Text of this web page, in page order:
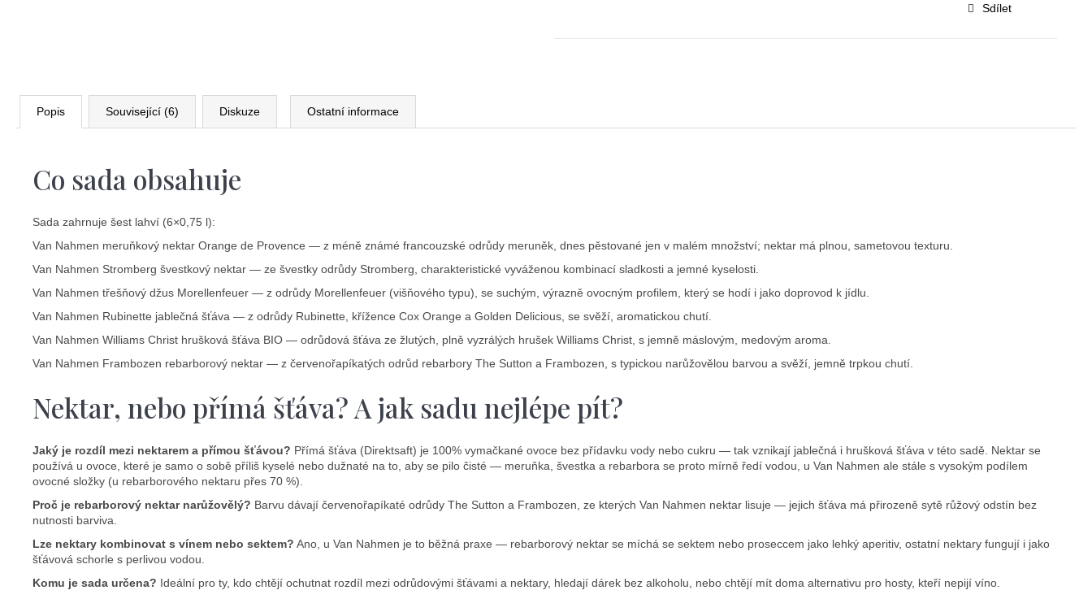
Sdílet
Popis Související (6) Diskuze Ostatní informace
Co sada obsahuje
Sada zahrnuje šest lahví (6×0,75 l):
Van Nahmen meruňkový nektar Orange de Provence — z méně známé francouzské odrůdy meruněk, dnes pěstované jen v malém množství; nektar má plnou, sametovou texturu.
Van Nahmen Stromberg švestkový nektar — ze švestky odrůdy Stromberg, charakteristické vyváženou kombinací sladkosti a jemné kyselosti.
Van Nahmen třešňový džus Morellenfeuer — z odrůdy Morellenfeuer (višňového typu), se suchým, výrazně ovocným profilem, který se hodí i jako doprovod k jídlu.
Van Nahmen Rubinette jablečná šťáva — z odrůdy Rubinette, křížence Cox Orange a Golden Delicious, se svěží, aromatickou chutí.
Van Nahmen Williams Christ hrušková šťáva BIO — odrůdová šťáva ze žlutých, plně vyzrálých hrušek Williams Christ, s jemně máslovým, medovým aroma.
Van Nahmen Frambozen rebarborový nektar — z červenořapíkatých odrůd rebarbory The Sutton a Frambozen, s typickou narůžovělou barvou a svěží, jemně trpkou chutí.
Nektar, nebo přímá šťáva? A jak sadu nejlépe pít?
Jaký je rozdíl mezi nektarem a přímou šťávou? Přímá šťáva (Direktsaft) je 100% vymačkané ovoce bez přídavku vody nebo cukru — tak vznikají jablečná i hrušková šťáva v této sadě. Nektar se
používá u ovoce, které je samo o sobě příliš kyselé nebo dužnaté na to, aby se pilo čisté — meruňka, švestka a rebarbora se proto mírně ředí vodou, u Van Nahmen ale stále s vysokým podílem
ovocné složky (u rebarborového nektaru přes 70 %).
Proč je rebarborový nektar narůžovělý? Barvu dávají červenořapíkaté odrůdy The Sutton a Frambozen, ze kterých Van Nahmen nektar lisuje — jejich šťáva má přirozeně sytě růžový odstín bez
nutnosti barviva.
Lze nektary kombinovat s vínem nebo sektem? Ano, u Van Nahmen je to běžná praxe — rebarborový nektar se míchá se sektem nebo proseccem jako lehký aperitiv, ostatní nektary fungují i jako
šťávová schorle s perlivou vodou.
Komu je sada určena? Ideální pro ty, kdo chtějí ochutnat rozdíl mezi odrůdovými šťávami a nektary, hledají dárek bez alkoholu, nebo chtějí mít doma alternativu pro hosty, kteří nepijí víno.